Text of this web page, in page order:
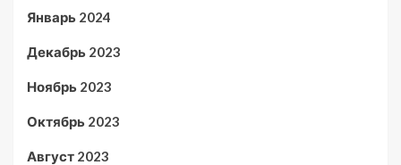
Январь 2024
Декабрь 2023
Ноябрь 2023
Октябрь 2023
Август 2023